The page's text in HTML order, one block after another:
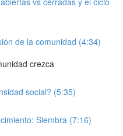
de la comunidad (4:34)
crezca
social? (5:35)
Siembra (7:16)